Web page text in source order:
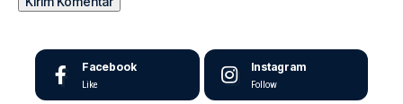
Facebook
Like
Instagram
Follow